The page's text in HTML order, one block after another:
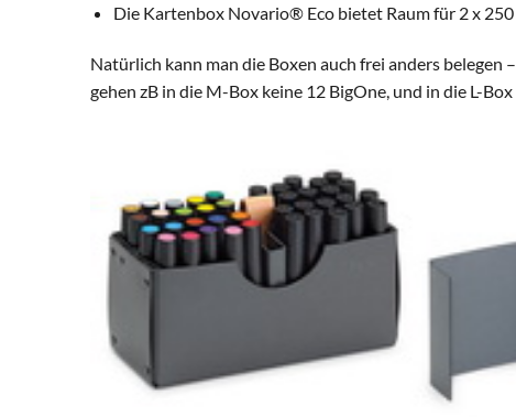
Die Kartenbox Novario® Eco bietet Raum für 2 x
Natürlich kann man die Boxen auch frei anders
gehen zB in die M-Box keine 12 BigOne, und in die L-